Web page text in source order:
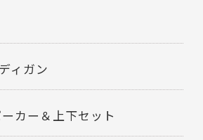
ィガン
カー＆上下セット